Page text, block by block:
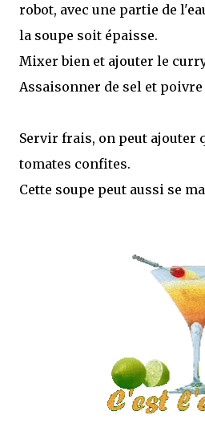
robot, avec une partie de
la soupe soit épaisse.
Mixer bien et ajouter le
Assaisonner de sel et poivre
Servir frais, on peut ajouter
tomates confites.
Cette soupe peut aussi se